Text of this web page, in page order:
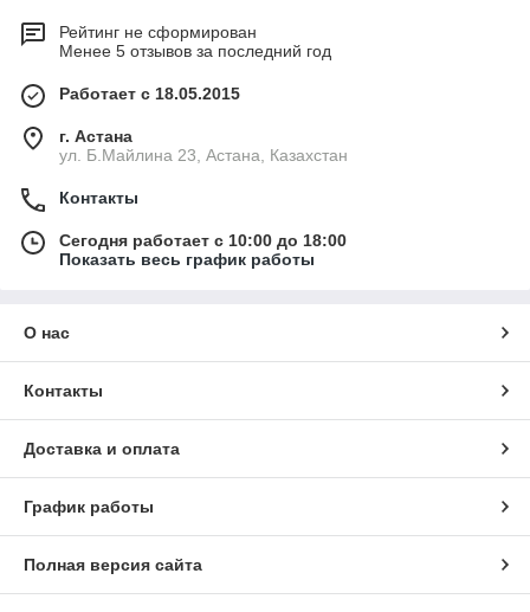
Рейтинг не сформирован
Менее 5 отзывов за последний год
Работает с 18.05.2015
г. Астана
ул. Б.Майлина 23, Астана, Казахстан
Контакты
Сегодня работает с 10:00 до 18:00
Показать весь график работы
О нас
Контакты
Доставка и оплата
График работы
Полная версия сайта